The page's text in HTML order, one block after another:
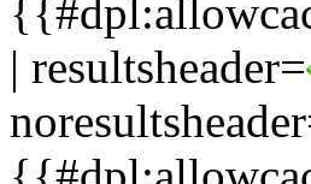
| resultsheader=